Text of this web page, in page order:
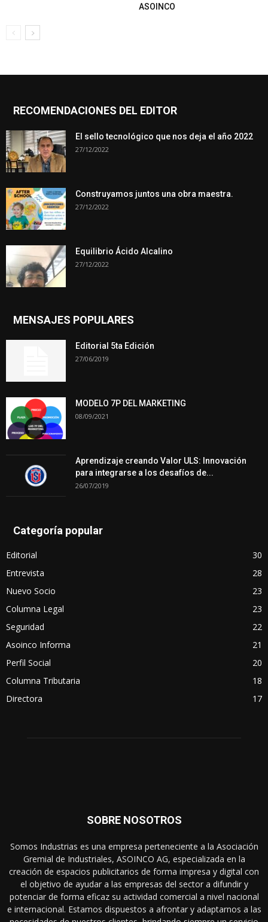
ASOINCO
RECOMENDACIONES DEL EDITOR
El sello tecnológico que nos deja el año 2022
27/12/2022
Construyamos juntos una obra maestra.
27/12/2022
Equilibrio Ácido Alcalino
27/12/2022
MENSAJES POPULARES
Editorial 5ta Edición
27/06/2019
MODELO 7P DEL MARKETING
08/09/2021
Aprendizaje creando Valor ULS: Innovación
para integrarse a los desafíos de...
26/07/2019
Categoría popular
Editorial
30
Entrevista
28
Nuevo Socio
23
Columna Legal
23
Seguridad
22
Asoinco Informa
21
Perfil Social
20
Columna Tributaria
18
Directora
17
SOBRE NOSOTROS
Somos Industrias es una empresa perteneciente a la Asociación
Gremial de Industriales, ASOINCO AG, especializada en la
creación de espacios publicitarios de forma impresa y digital con
el objetivo de ayudar a las empresas del sector a difundir y
potenciar de forma eficaz su actividad comercial a nivel nacional
e internacional. Estamos dispuestos a afrontar y adaptarnos a las